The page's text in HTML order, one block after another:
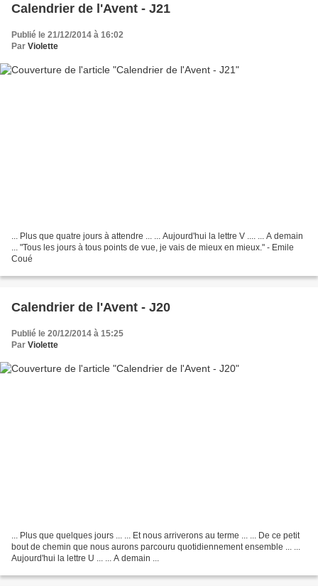
Calendrier de l'Avent - J21
Publié le 21/12/2014 à 16:02
Par Violette
... Plus que quatre jours à attendre ... ... Aujourd'hui la lettre V .... ... A demain
... "Tous les jours à tous points de vue, je vais de mieux en mieux." - Emile
Coué
Calendrier de l'Avent - J20
Publié le 20/12/2014 à 15:25
Par Violette
... Plus que quelques jours ... ... Et nous arriverons au terme ... ... De ce petit
bout de chemin que nous aurons parcouru quotidiennement ensemble ... ...
Aujourd'hui la lettre U ... ... A demain ...